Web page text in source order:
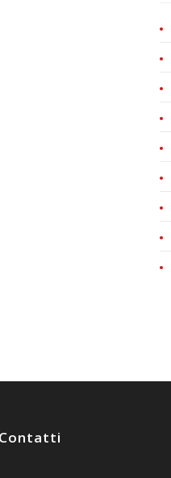
Contatti